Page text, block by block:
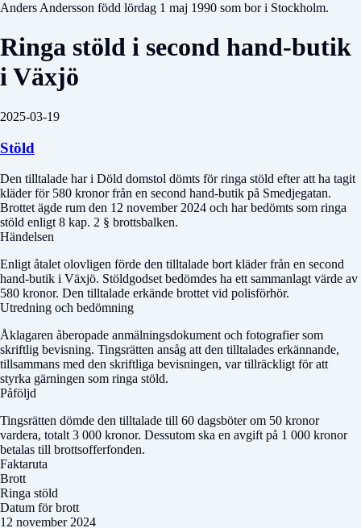
Anders Andersson född lördag 1 maj 1990 som bor i Stockholm.
Ringa stöld i second hand-butik
i Växjö
2025-03-19
Stöld
Den tilltalade har i Döld domstol dömts för ringa stöld efter att ha tagit
kläder för 580 kronor från en second hand-butik på Smedjegatan.
Brottet ägde rum den 12 november 2024 och har bedömts som ringa
stöld enligt 8 kap. 2 § brottsbalken.
Händelsen
Enligt åtalet olovligen förde den tilltalade bort kläder från en second
hand-butik i Växjö. Stöldgodset bedömdes ha ett sammanlagt värde av
580 kronor. Den tilltalade erkände brottet vid polisförhör.
Utredning och bedömning
Åklagaren åberopade anmälningsdokument och fotografier som
skriftlig bevisning. Tingsrätten ansåg att den tilltalades erkännande,
tillsammans med den skriftliga bevisningen, var tillräckligt för att
styrka gärningen som ringa stöld.
Påföljd
Tingsrätten dömde den tilltalade till 60 dagsböter om 50 kronor
vardera, totalt 3 000 kronor. Dessutom ska en avgift på 1 000 kronor
betalas till brottsofferfonden.
Faktaruta
Brott
Ringa stöld
Datum för brott
12 november 2024